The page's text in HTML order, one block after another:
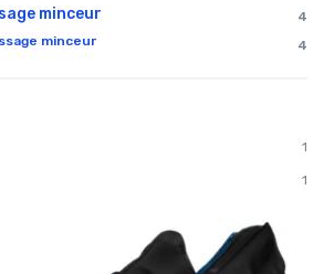
minceur
4
minceur
4
1
1